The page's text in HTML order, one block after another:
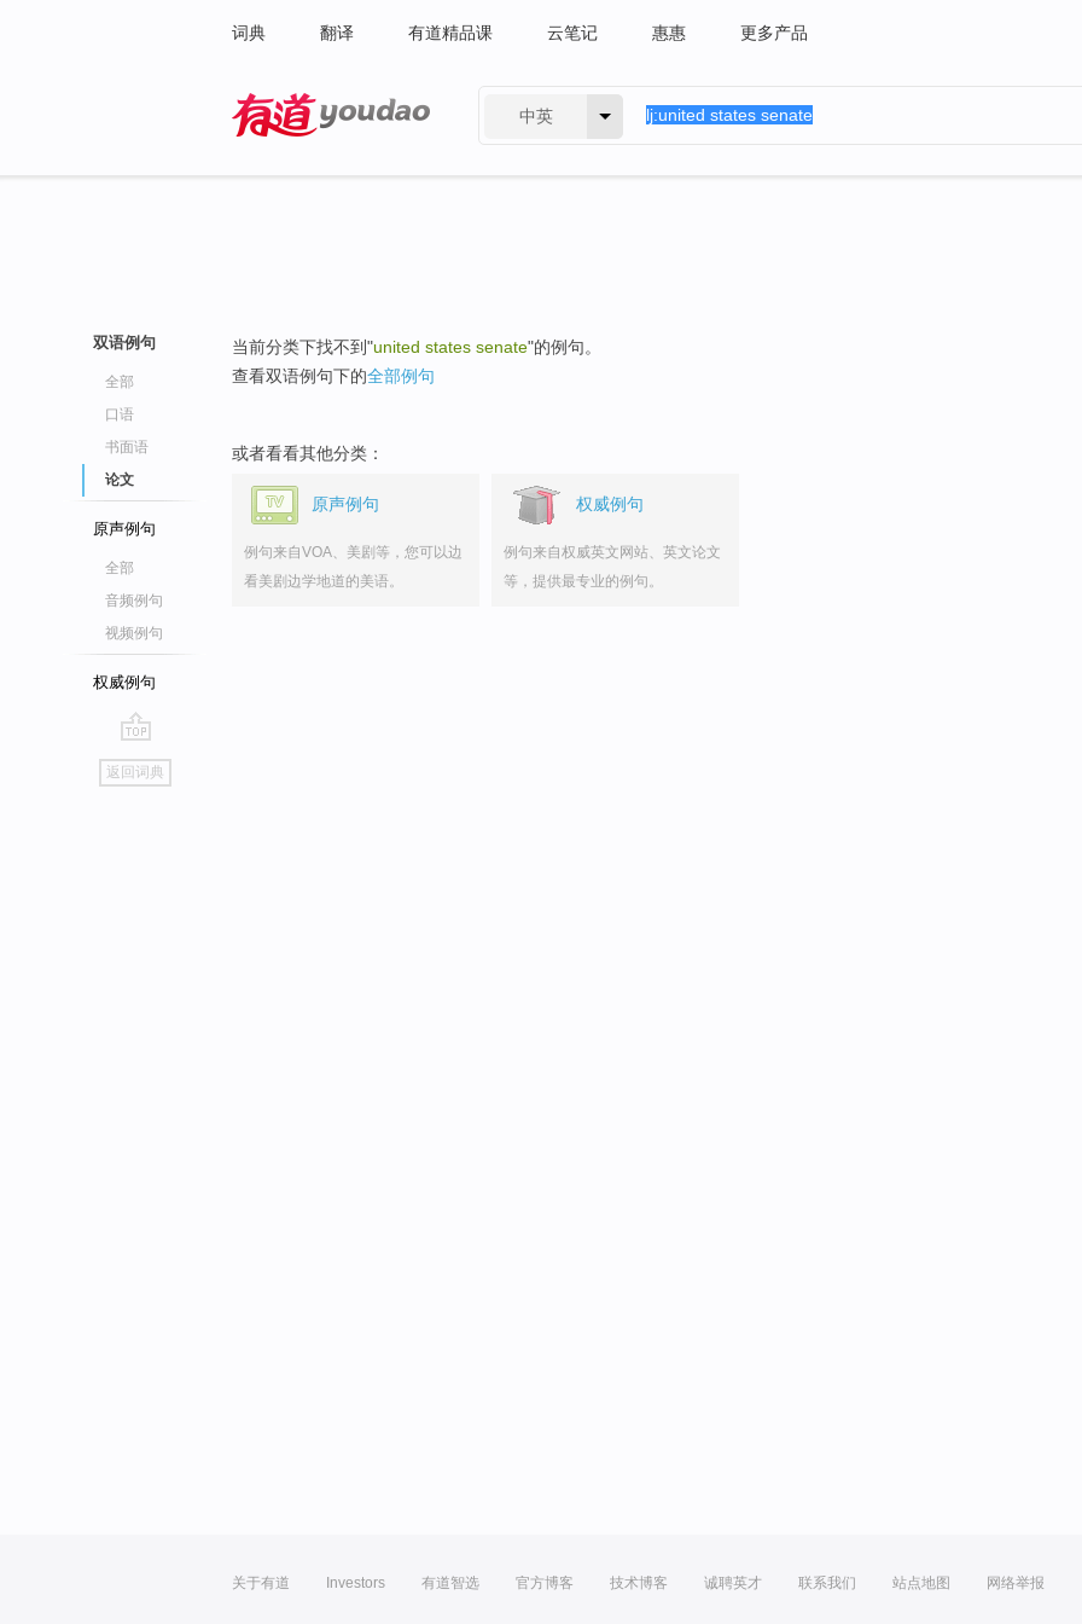
词典 翻译 有道精品课 云笔记 惠惠 更多产品
中英
双语例句
全部
口语
书面语
论文
原声例句
全部
音频例句
视频例句
权威例句
go
top
返回词典
当前分类下找不到"united states senate"的例句。
查看双语例句下的全部例句
或者看看其他分类：
原声例句
例句来自VOA、美剧等，您可以边
看美剧边学地道的美语。
权威例句
例句来自权威英文网站、英文论文
等，提供最专业的例句。
关于有道 Investors 有道智选 官方博客 技术博客 诚聘英才 联系我们 站点地图 网络举报